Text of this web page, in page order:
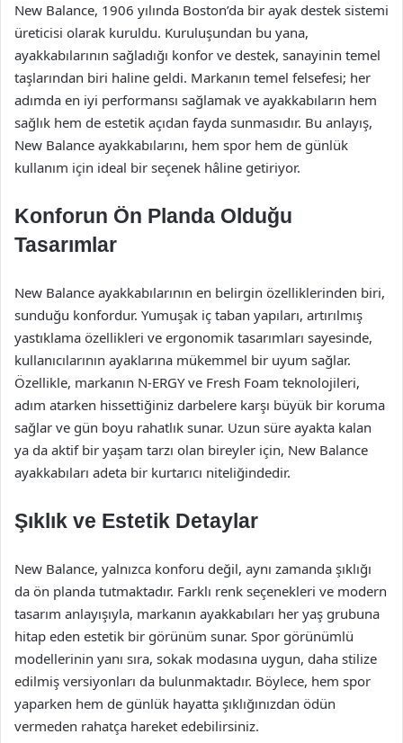
New Balance, 1906 yılında Boston’da bir ayak destek sistemi
üreticisi olarak kuruldu. Kuruluşundan bu yana,
ayakkabılarının sağladığı konfor ve destek, sanayinin temel
taşlarından biri haline geldi. Markanın temel felsefesi; her
adımda en iyi performansı sağlamak ve ayakkabıların hem
sağlık hem de estetik açıdan fayda sunmasıdır. Bu anlayış,
New Balance ayakkabılarını, hem spor hem de günlük
kullanım için ideal bir seçenek hâline getiriyor.
Konforun Ön Planda Olduğu
Tasarımlar
New Balance ayakkabılarının en belirgin özelliklerinden biri,
sunduğu konfordur. Yumuşak iç taban yapıları, artırılmış
yastıklama özellikleri ve ergonomik tasarımları sayesinde,
kullanıcılarının ayaklarına mükemmel bir uyum sağlar.
Özellikle, markanın N-ERGY ve Fresh Foam teknolojileri,
adım atarken hissettiğiniz darbelere karşı büyük bir koruma
sağlar ve gün boyu rahatlık sunar. Uzun süre ayakta kalan
ya da aktif bir yaşam tarzı olan bireyler için, New Balance
ayakkabıları adeta bir kurtarıcı niteliğindedir.
Şıklık ve Estetik Detaylar
New Balance, yalnızca konforu değil, aynı zamanda şıklığı
da ön planda tutmaktadır. Farklı renk seçenekleri ve modern
tasarım anlayışıyla, markanın ayakkabıları her yaş grubuna
hitap eden estetik bir görünüm sunar. Spor görünümlü
modellerinin yanı sıra, sokak modasına uygun, daha stilize
edilmiş versiyonları da bulunmaktadır. Böylece, hem spor
yaparken hem de günlük hayatta şıklığınızdan ödün
vermeden rahatça hareket edebilirsiniz.